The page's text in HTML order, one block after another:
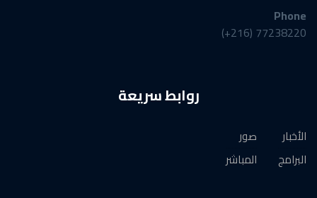
Phone
77238220 (216+)
روابط سريعة
الأخبار
البرامج
صور
المباشر